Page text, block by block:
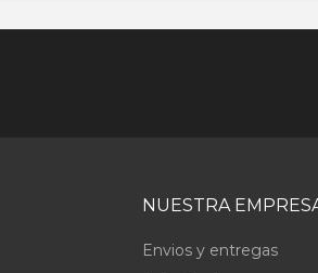
NUESTRA
Envios y entregas